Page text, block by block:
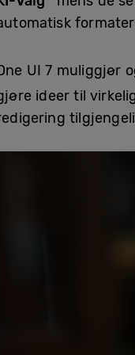
UI 7 muliggjør
ideer til